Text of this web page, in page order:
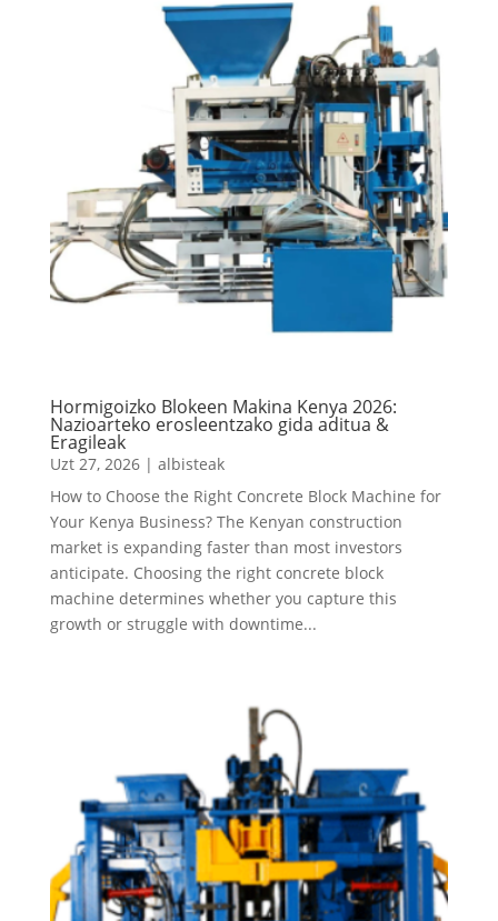
Hormigoizko Blokeen Makina Kenya 2026:
Nazioarteko erosleentzako gida aditua &
Eragileak
Uzt 27, 2026| albisteak
How to Choose the Right Concrete Block Machine for
Your Kenya Business? The Kenyan construction
market is expanding faster than most investors
anticipate. Choosing the right concrete block
machine determines whether you capture this
growth or struggle with downtime...